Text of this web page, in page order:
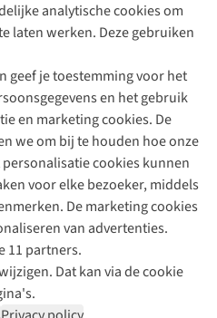
analytische cookies om
laten werken. Deze gebruiken
geef je toestemming voor het
en het gebruik
en marketing cookies. De
we om bij te houden hoe onze
cookies kunnen
voor elke bezoeker, middels
De marketing cookies
van advertenties.
11 partners.
Dat kan via de cookie